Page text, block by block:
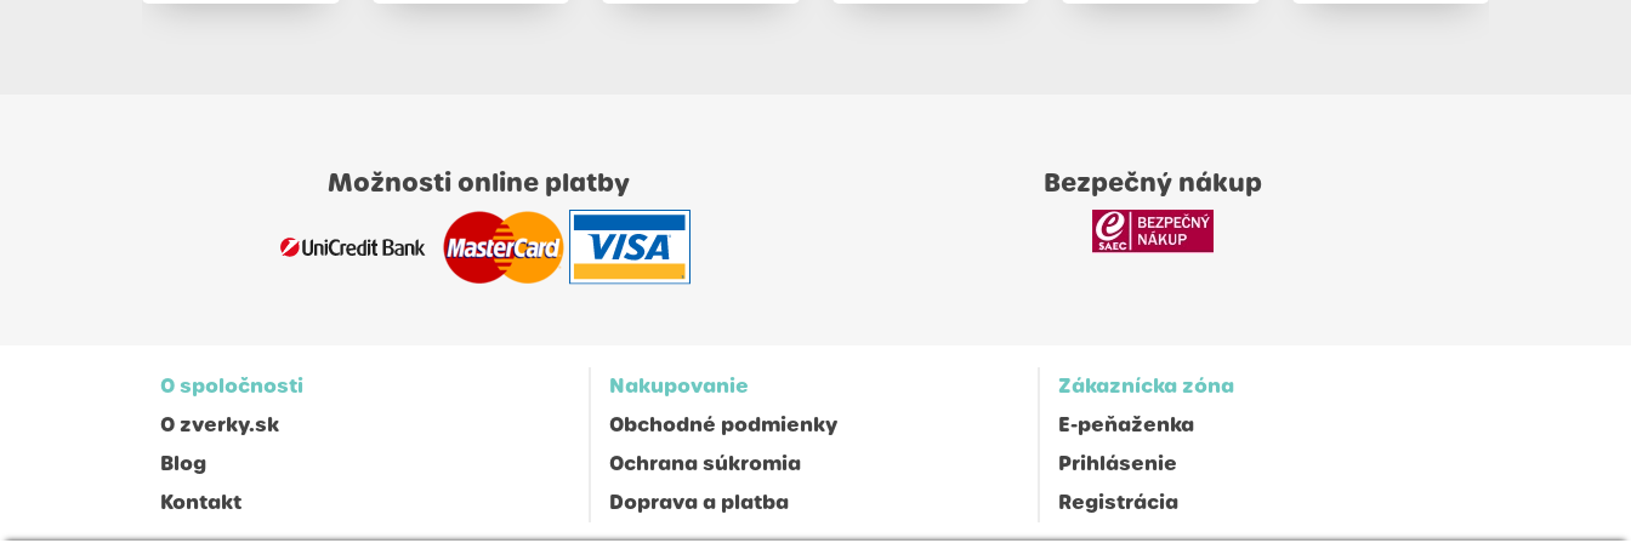
Možnosti online platby Bezpečný nákup
O spoločnosti
O zverky.sk
Blog
Kontakt
Nakupovanie
Obchodné podmienky
Ochrana súkromia
Doprava a platba
Zákaznícka zóna
E-peňaženka
Prihlásenie
Registrácia